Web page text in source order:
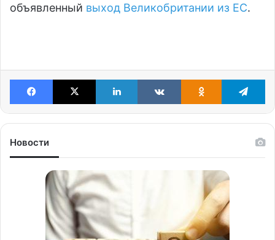
объявленный выход Великобритании из ЕС.
Facebook X LinkedIn VKontakteOdnoklassniki
Новости